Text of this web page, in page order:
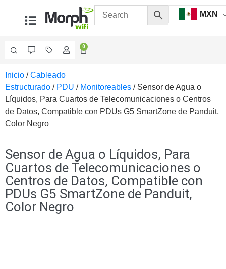
MXN
0
Videovigilancia
Accesorios
Generales
Accesorios
Ethernet y
para
Computadora
y
SmartphonesCajas
de
Interconexión
Inicio /Cableado
Estructurado / PDU / Monitoreables / Sensor de Agua o
Líquidos, Para Cuartos de Telecomunicaciones o Centros
de Datos, Compatible con PDUs G5 SmartZone de Panduit,
Color Negro
Sensor de Agua o Líquidos, Para
Cuartos de Telecomunicaciones o
Centros de Datos, Compatible con
PDUs G5 SmartZone de Panduit,
Color Negro